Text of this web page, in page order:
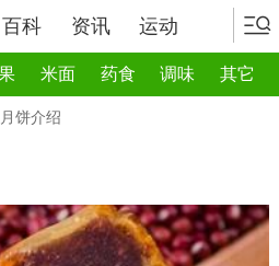
百科 资讯 运动
米面 药食 调味 其它
饼介绍